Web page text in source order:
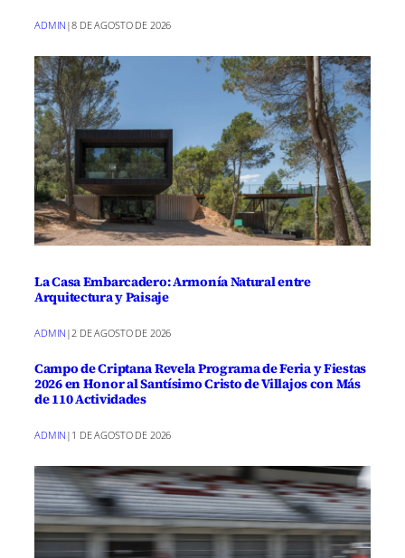
ADMIN |8 DE AGOSTO DE 2026
La Casa Embarcadero: Armonía Natural entre
Arquitectura y Paisaje
ADMIN | 2 DE AGOSTO DE 2026
Campo de Criptana Revela Programa de Feria y Fiestas
2026 en Honor al Santísimo Cristo de Villajos con Más
de 110 Actividades
ADMIN | 1 DE AGOSTO DE 2026